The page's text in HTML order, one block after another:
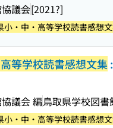
議会[2021?]
小・中・高等学校読書感想
等学校読書感想文集
議会 編鳥取県学校図
小・中・高等学校読書感想